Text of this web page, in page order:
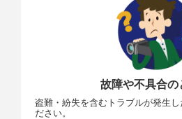
故障や不具合の
盗難・紛失を含むトラブルが発生し
ださい。